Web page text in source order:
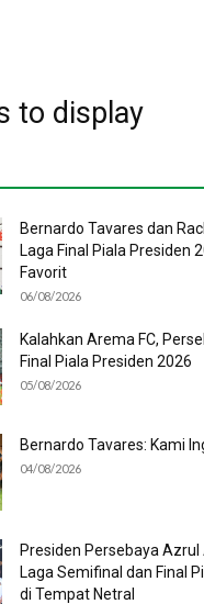
to display
Bernardo Tavares dan
Laga Final Piala Presiden
Favorit
06/08/2026
Kalahkan Arema FC,
Final Piala Presiden 2026
05/08/2026
Bernardo Tavares: Kami
04/08/2026
Presiden Persebaya Azrul
Laga Semifinal dan Final
di Tempat Netral